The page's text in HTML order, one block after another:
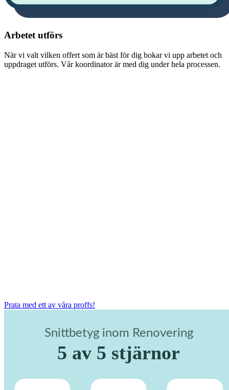
Arbetet utförs
När vi valt vilken offert som är bäst för dig bokar vi upp arbetet och
uppdraget utförs. Vår koordinator är med dig under hela processen.
Prata med ett av våra proffs!